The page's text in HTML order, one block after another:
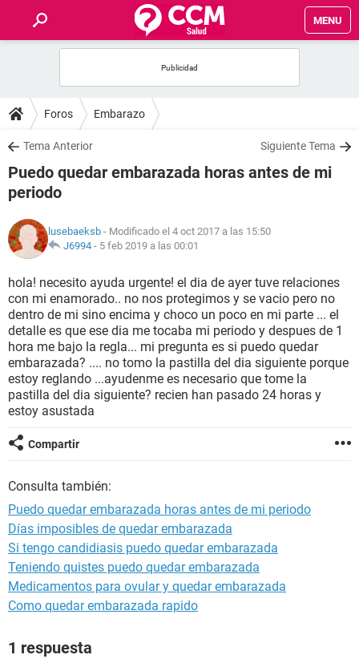
MENU
FOROS
SALUD
FAMILIA
NUTRICIÓN
SEXUALIDAD
GLOSARIO
Foros Embarazo
Tema Anterior Siguiente Tema
Puedo quedar embarazada horas antes de mi
periodo
lusebaeksb - Modificado el 4 oct 2017 a las 15:50
J6994 - 5 feb 2019 a las 00:01
hola! necesito ayuda urgente! el dia de ayer tuve relaciones
con mi enamorado.. no nos protegimos y se vacio pero no
dentro de mi sino encima y choco un poco en mi parte ... el
detalle es que ese dia me tocaba mi periodo y despues de 1
hora me bajo la regla... mi pregunta es si puedo quedar
embarazada? .... no tomo la pastilla del dia siguiente porque
estoy reglando ...ayudenme es necesario que tome la
pastilla del dia siguiente? recien han pasado 24 horas y
estoy asustada
Compartir
Consulta también:
Puedo quedar embarazada horas antes de mi periodo
Días imposibles de quedar embarazada
Si tengo candidiasis puedo quedar embarazada
Teniendo quistes puedo quedar embarazada
Medicamentos para ovular y quedar embarazada
Como quedar embarazada rapido
1 respuesta